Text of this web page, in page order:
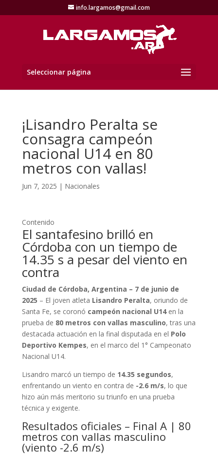
info.largamos@gmail.com
Seleccionar página
¡Lisandro Peralta se
consagra campeón
nacional U14 en 80
metros con vallas!
Jun 7, 2025 | Nacionales
Contenido
El santafesino brilló en
Córdoba con un tiempo de
14.35 s a pesar del viento en
contra
Ciudad de Córdoba, Argentina – 7 de junio de
2025 – El joven atleta Lisandro Peralta, oriundo de
Santa Fe, se coronó campeón nacional U14en la
prueba de 80 metros con vallas masculino, tras una
destacada actuación en la final disputada en el Polo
Deportivo Kempes, en el marco del 1° Campeonato
Nacional U14.
Lisandro marcó un tiempo de 14.35 segundos,
enfrentando un viento en contra de -2.6 m/s, lo que
hizo aún más meritorio su triunfo en una prueba
técnica y exigente.
Resultados oficiales – Final A | 80
metros con vallas masculino
(viento -2.6 m/s)